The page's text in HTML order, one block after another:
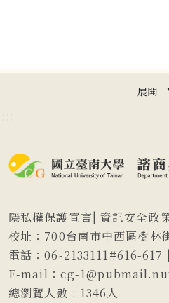
展開
隱私權保護宣言|資訊安全政
校址：700台南市中西區樹林
電話：06-2133111#616-
E-mail：cg-
總瀏覽人數 : 1346 人